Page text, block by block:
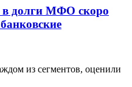
в долги МФО скоро
из сегментов, оценили